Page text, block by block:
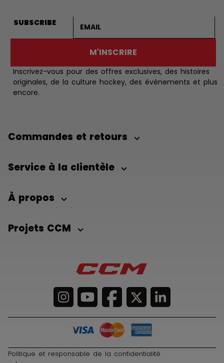
SUBSCRIBE
M'INSCRIRE
Inscrivez-vous pour des offres exclusives, des histoires
originales, de la culture hockey, des évènements et plus
encore.
Commandes et retours
Service à la clientèle
À propos
Projets CCM
Politique et responsable de la confidentialité